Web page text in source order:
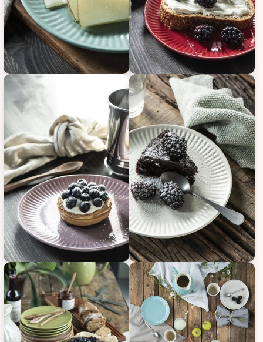
IB Laursen Frühstücksteller Mynte, Bild 5IB Laursen Frühstücksteller
IB Laursen Frühstücksteller Mynte, Bild 7IB Laursen Frühstücksteller